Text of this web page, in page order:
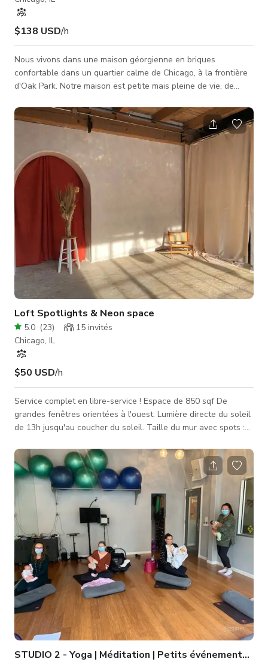
$138 USD/h
Nous vivons dans une maison géorgienne en briques
confortable dans un quartier calme de Chicago, à la frontière
d'Oak Park. Notre maison est petite mais pleine de vie, de
et s'ouvre sur la salle à manger. Notre salon familial a
beaucoup de fenêtres et offre une belle vue sur notre jardin
arrière, et notre salon a des couleurs riches et une cheminée
accueillante. Trois chambres sont à l'étage avec une salle de
bain récemment
Loft Spotlights & Neon space
5.0 (23) 15 invités
Chicago, IL
$50 USD/h
Service complet en libre-service ! Espace de 850 sqf De
grandes fenêtres orientées à l'ouest. Lumière directe du soleil
de 13h jusqu'au coucher du soleil. Taille du mur avec spots :
Vous pouvez régler la couleur de chaque spot sur le mur, ainsi
que les faire clignoter. Couleurs disponibles (Rouge, Bleu,
Vert, Violet, Blanc froid, Blanc chaud, Rose). Veuillez noter :
fumer, alcool, machines à fumée sont INTERDITS ! Amende de
3
STUDIO 2 - Yoga | Méditation | Petits événements |